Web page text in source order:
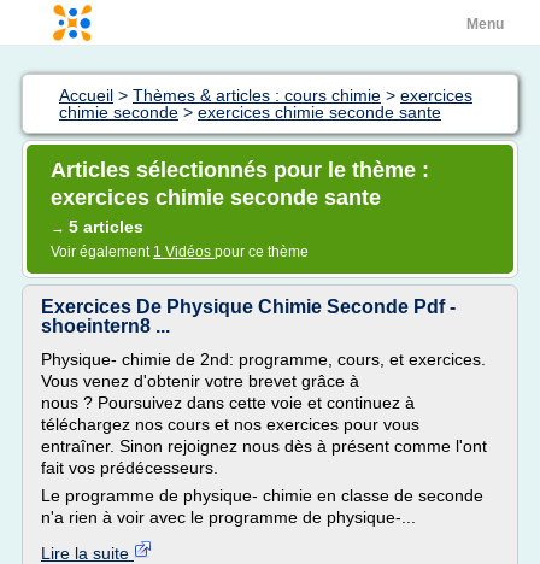
Menu
Accueil > Thèmes & articles : cours chimie > exercices
chimie seconde > exercices chimie seconde sante
Articles sélectionnés pour le thème :
exercices chimie seconde sante
→ 5 articles
Voir également 1 Vidéos pour ce thème
Exercices De Physique Chimie Seconde Pdf -
shoeintern8 ...
Physique- chimie de 2nd: programme, cours, et exercices.
Vous venez d'obtenir votre brevet grâce à
nous ? Poursuivez dans cette voie et continuez à
téléchargez nos cours et nos exercices pour vous
entraîner. Sinon rejoignez nous dès à présent comme l'ont
fait vos prédécesseurs.
Le programme de physique- chimie en classe de seconde
n'a rien à voir avec le programme de physique-...
Lire la suite